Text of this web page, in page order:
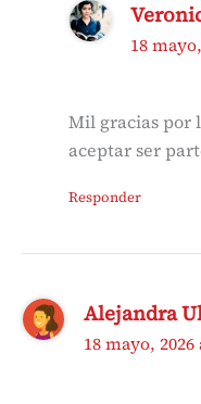
18
Mil gracias por
aceptar ser
Responder
Alejandra
18 mayo, 2026